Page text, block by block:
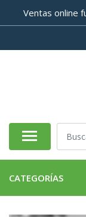
Ventas online
CATEGORÍAS